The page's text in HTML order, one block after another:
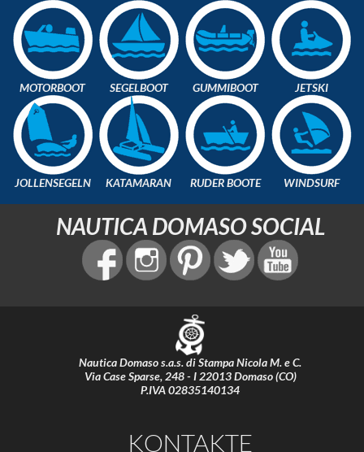
MOTORBOOT SEGELBOOT GUMMIBOOT JETSKI
JOLLENSEGELN KATAMARAN RUDER BOOTE WINDSURF
NAUTICA DOMASO SOCIAL
Nautica Domaso s.a.s. di Stampa Nicola M. e C.
Via Case Sparse, 248 - I 22013 Domaso (CO)
P.IVA 02835140134
KONTAKTE